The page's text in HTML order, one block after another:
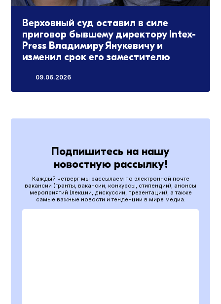
Верховный суд оставил в силе
приговор бывшему директору Intex-
Press Владимиру Янукевичу и
изменил срок его заместителю
09.06.2026
Подпишитесь на нашу
новостную рассылку!
Каждый четверг мы рассылаем по электронной почте
вакансии (гранты, вакансии, конкурсы, стипендии), анонсы
мероприятий (лекции, дискуссии, презентации), а также
самые важные новости и тенденции в мире медиа.